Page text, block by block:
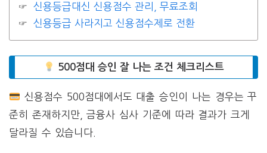
신용등급대신 신용점수 관리, 무료조회
신용등급 사라지고 신용점수제로 전환
500점대 승인 잘 나는 조건 체크리스트
신용점수 500점대에서도 대출 승인이 나는 경우는 꾸
준히 존재하지만, 금융사 심사 기준에 따라 결과가 크게
달라질 수 있습니다.